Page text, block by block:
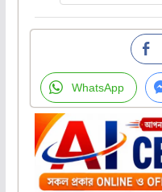
WhatsApp